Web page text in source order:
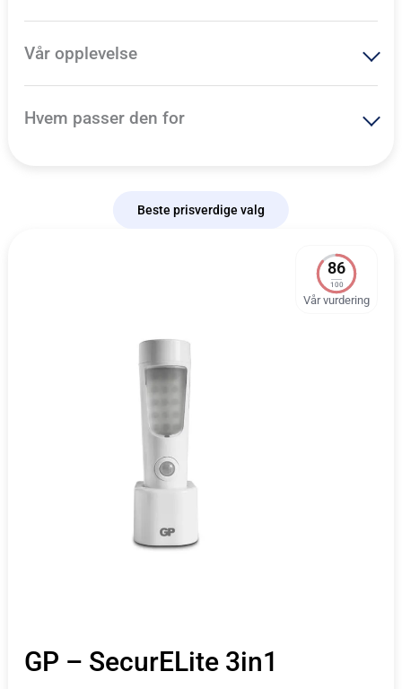
Vår opplevelse
Hvem passer den for
Beste prisverdige valg
86
100
Vår vurdering
GP – SecurELite 3in1